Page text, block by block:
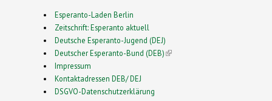
Esperanto-Laden Berlin
Zeitschrift: Esperanto aktuell
Deutsche Esperanto-Jugend (DEJ)
Deutscher Esperanto-Bund (DEB)(link is external)
Impressum
Kontaktadressen DEB/ DEJ
DSGVO-Datenschutzerklärung